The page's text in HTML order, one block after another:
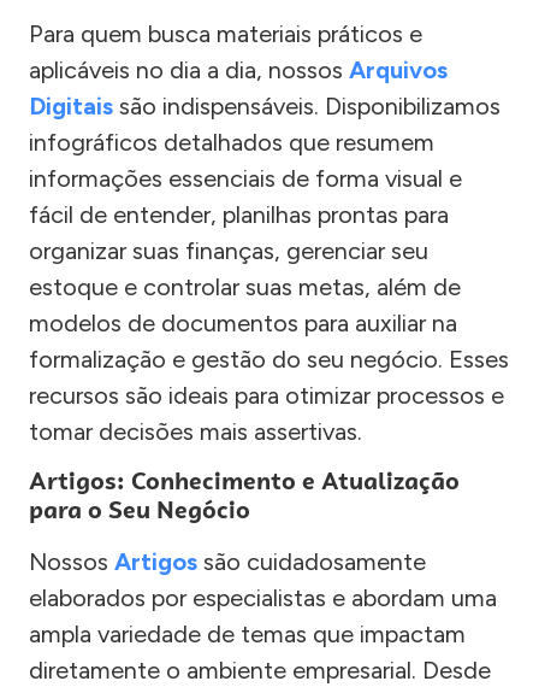
Para quem busca materiais práticos e
aplicáveis no dia a dia, nossos Arquivos
Digitais são indispensáveis. Disponibilizamos
infográficos detalhados que resumem
informações essenciais de forma visual e
fácil de entender, planilhas prontas para
organizar suas finanças, gerenciar seu
estoque e controlar suas metas, além de
modelos de documentos para auxiliar na
formalização e gestão do seu negócio. Esses
recursos são ideais para otimizar processos e
tomar decisões mais assertivas.
Artigos: Conhecimento e Atualização
para o Seu Negócio
Nossos Artigos são cuidadosamente
elaborados por especialistas e abordam uma
ampla variedade de temas que impactam
diretamente o ambiente empresarial. Desde